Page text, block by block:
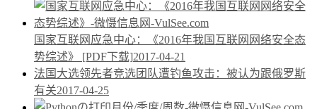
国家互联网应急中心：《2016年我国互联网网络安全态
势综述》 [PDF下载]2017-04-21
法国大选领先者竞选团队遭钓鱼攻击：被认为跟俄罗斯
有关2017-04-25